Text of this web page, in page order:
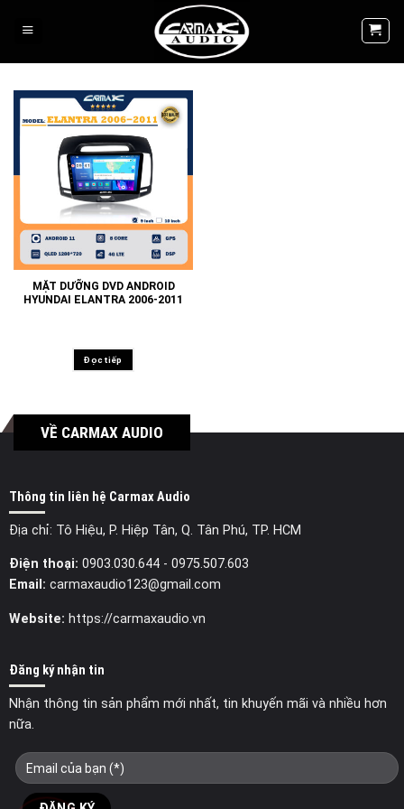
MẶT DƯỠNG DVD ANDROID
HYUNDAI ELANTRA 2006-2011
Đọc tiếp
VỀ CARMAX AUDIO
Thông tin liên hệ Carmax Audio
Địa chỉ: Tô Hiệu, P. Hiệp Tân, Q. Tân Phú, TP. HCM
Điện thoại: 0903.030.644- 0975.507.603
Email: carmaxaudio123@gmail.com
Website: https://carmaxaudio.vn
Đăng ký nhận tin
Nhận thông tin sản phẩm mới nhất, tin khuyến mãi và nhiều hơn
nữa.